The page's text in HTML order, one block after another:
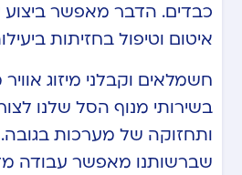
כבדים. הדבר מאפשר
איטום וטיפול בחזיתות
חשמלאים וקבלני מיזוג
בשירותי מנוף הסל שלנו
ותחזוקה של מערכות
שברשותנו מאפשר עבודה